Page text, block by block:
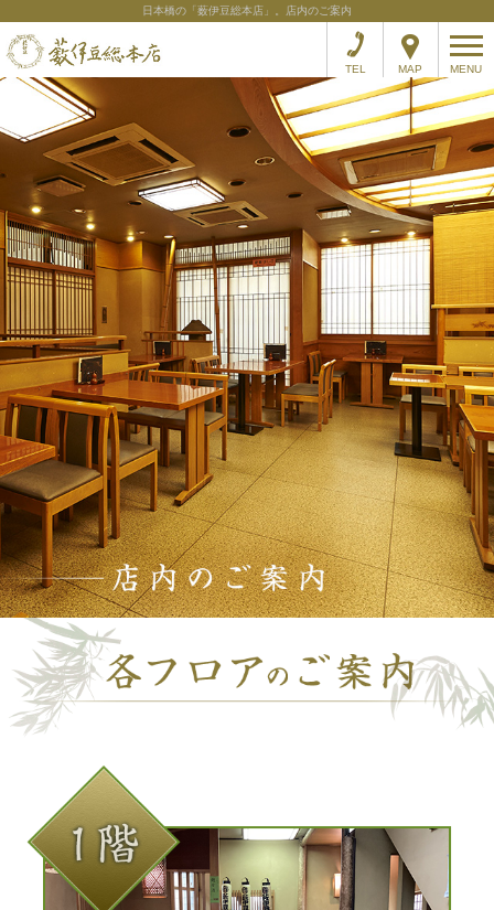
日本橋の「薮伊豆総本店」。店内のご案内
MAP
TEL MENU